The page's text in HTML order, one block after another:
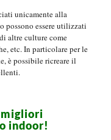
unicamente alla
possono essere utilizzati
altre culture come
etc. In particolare per le
è possibile ricreare il
migliori
indoor!